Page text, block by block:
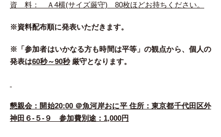
資 料： Ａ4横(サイズ厳守) 80枚ほどお持ちください。
※資料配布順に発表いただきます。
※「参加者はいかなる方も時間は平等」の観点から、個人の
発表は60秒～90秒厳守となります。
懇親会：開始20:00 ＠魚河岸おに平 住所：東京都千代田区外
神田６‐５‐９ 参加費別途： 1,000円